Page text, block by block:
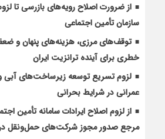
از ضرورت اصلاح رویه‌های بازرسی تا
سازمان تأمین اجتماعی
توقف‌های مرزی، هزینه‌های پنهان و
خطری برای آینده ترانزیت ایران
لزوم تسریع توسعه زیرساخت‌های آبی
عمرانی در شرایط بحرانی
از لزوم اصلاح ایرادات سامانه تأمین
مرجع صدور مجوز شرکت‌های حمل‌ونقل